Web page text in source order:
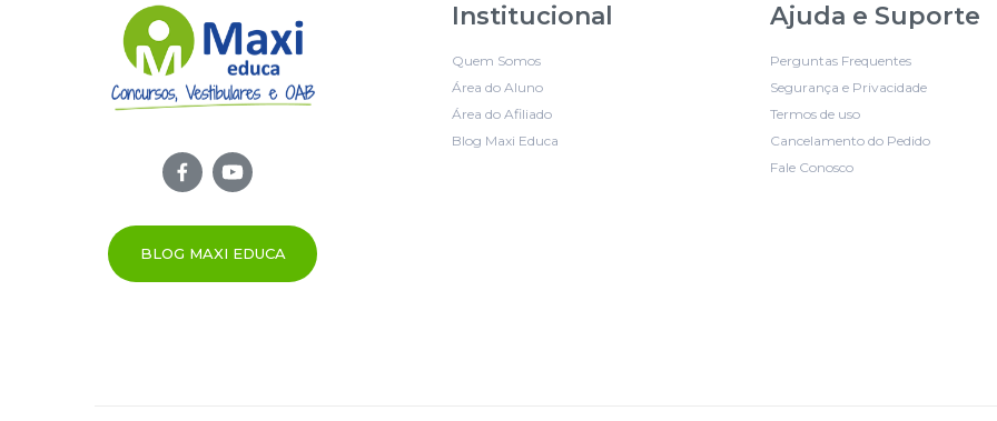
BLOG MAXI EDUCA
Institucional
Quem Somos
Área do Aluno
Área do Afiliado
Blog Maxi Educa
Ajuda e Suporte
Perguntas Frequentes
Segurança e Privacidade
Termos de uso
Cancelamento do Pedido
Fale Conosco